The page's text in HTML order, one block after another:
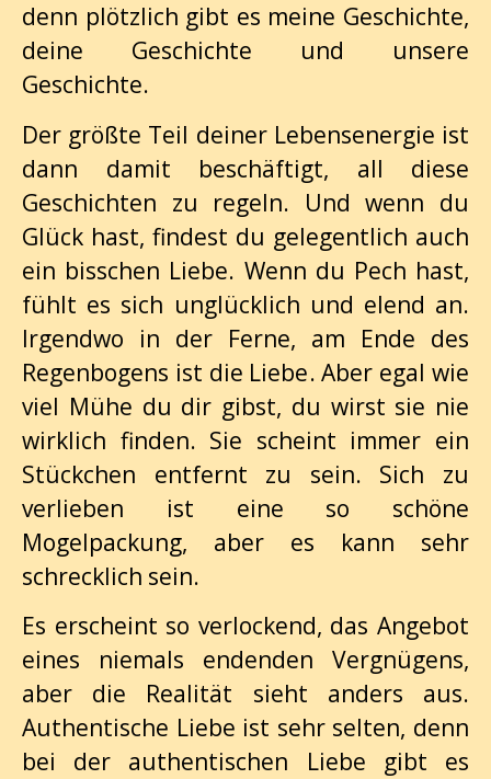
denn plötzlich gibt es meine Geschichte,
deine Geschichte und unsere
Geschichte.
Der größte Teil deiner Lebensenergie ist
dann damit beschäftigt, all diese
Geschichten zu regeln. Und wenn du
Glück hast, findest du gelegentlich auch
ein bisschen Liebe. Wenn du Pech hast,
fühlt es sich unglücklich und elend an.
Irgendwo in der Ferne, am Ende des
Regenbogens ist die Liebe. Aber egal wie
viel Mühe du dir gibst, du wirst sie nie
wirklich finden. Sie scheint immer ein
Stückchen entfernt zu sein. Sich zu
verlieben ist eine so schöne
Mogelpackung, aber es kann sehr
schrecklich sein.
Es erscheint so verlockend, das Angebot
eines niemals endenden Vergnügens,
aber die Realität sieht anders aus.
Authentische Liebe ist sehr selten, denn
bei der authentischen Liebe gibt es